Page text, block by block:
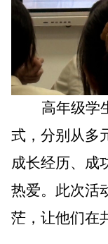
高年级学
式，分别从多
成长经历、成
热爱。此次活
茫，让他们在